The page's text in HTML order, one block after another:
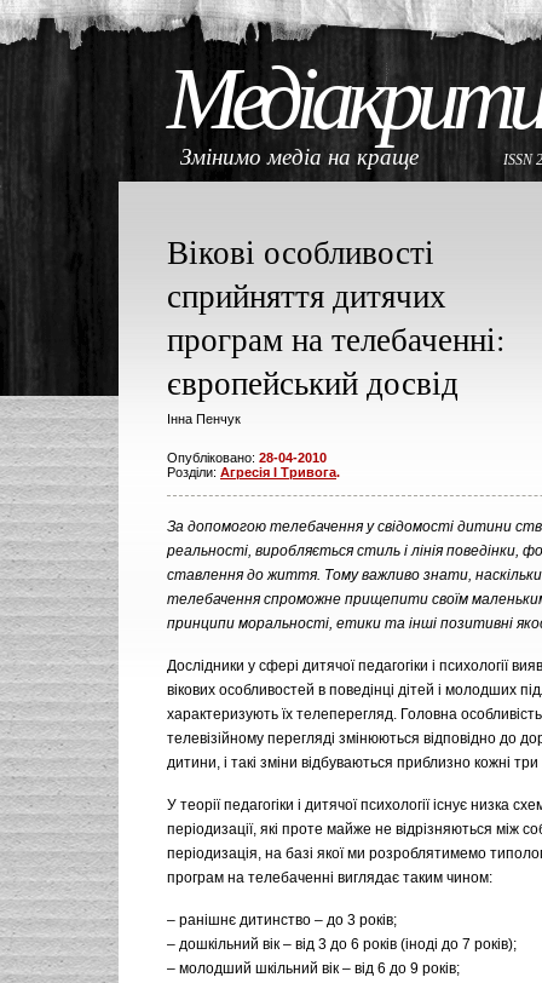
Змінимо медіа на краще ISSN
Вікові особливості
сприйняття дитячих
програм на телебаченні:
європейський досвід
Інна Пенчук
Опубліковано: 28-04-2010
Розділи: Агресія І Тривога.
За допомогою телебачення у свідомості дитини
реальності, виробляється стиль і лінія поведінки,
ставлення до життя. Тому важливо знати,
телебачення спроможне прищепити своїм
принципи моральності, етики та інші позитивні
Дослідники у сфері дитячої педагогіки і психології
вікових особливостей в поведінці дітей і молодших
характеризують їх телеперегляд. Головна
телевізійному перегляді змінюються відповідно до
дитини, і такі зміни відбуваються приблизно кожні
У теорії педагогіки і дитячої психології існує низка
періодизації, які проте майже не відрізняються між
періодизація, на базі якої ми розроблятимемо
програм на телебаченні виглядає таким чином:
– ранішнє дитинство – до 3 років;
– дошкільний вік – від 3 до 6 років (іноді до 7 років);
– молодший шкільний вік – від 6 до 9 років;